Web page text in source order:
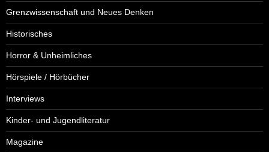
Grenzwissenschaft und Neues Denken
Historisches
Horror & Unheimliches
Hörspiele / Hörbücher
Interviews
Kinder- und Jugendliteratur
Magazine